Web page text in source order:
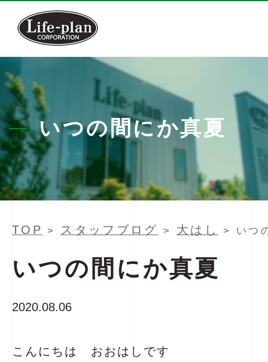
いつの間にか真夏
TOP > スタッフブログ > 大はし > いつ
いつの間にか真夏
2020.08.06
こんにちは おおはしです